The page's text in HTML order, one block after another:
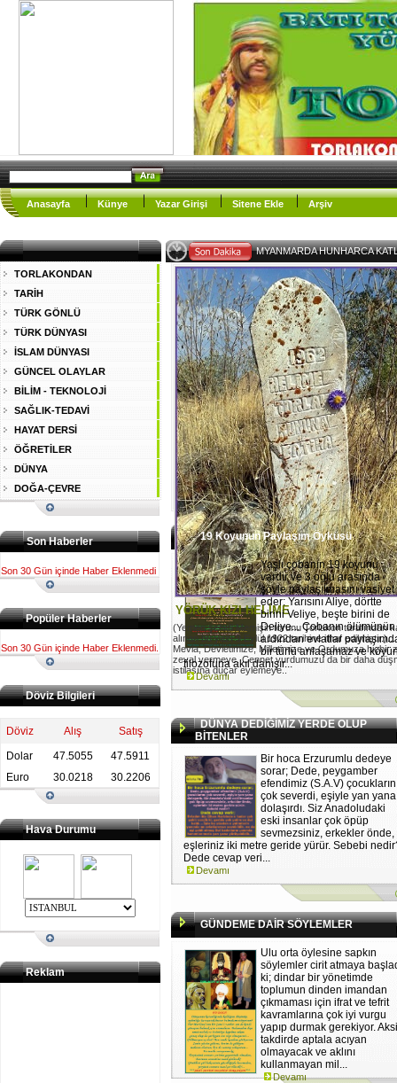
Anasayfa Künye Yazar Girişi Sitene Ekle Arşiv
TORLAKONDAN
TARİH
TÜRK GÖNLÜ
TÜRK DÜNYASI
İSLAM DÜNYASI
GÜNCEL OLAYLAR
BİLİM - TEKNOLOJİ
SAĞLIK-TEDAVİ
HAYAT DERSİ
ÖĞRETİLER
DÜNYA
DOĞA-ÇEVRE
Son Haberler
Son 30 Gün içinde Haber Eklenmedi
Popüler Haberler
Son 30 Gün içinde Haber Eklenmedi.
Döviz Bilgileri
Döviz Alış
Satış
Dolar
47.5055
47.5911
Euro
30.0218 30.2206
Hava Durumu
Reklam
EY M-
YÖRÜK KIZI HELİME
(Yemen şehidi Memişin torunu Torlakon tarafından
alınan bu yazı 9 Eylül 1922 tarihine ithaf edilmiştir.)...
Mevla, Devletimize, Milletimize ve Ordumuza hiçbir
zeval vermeye. Cennet yurdumuzu da bir daha
istilasına düçar eylemeye..
19 Koyunun Paylaşım Öyküsü
Yaşlı çobanın 19 koyunu
vardır ve 3 oğlu arasında
şöyle paylaşılmasını vasiyet
eder: Yarısını Aliye, dörtte
birini Veliye, beşte birini de
Deliye... Çobanın ölümünün
ardından evlatlar
bir türlü anlaşamaz ve
filozofuna akıl danışır...
Devamı
DÜNYA DEDİĞİMİZ YERDE OLUP
BİTENLER
Bir hoca Erzurumlu dedeye
sorar; Dede, peygamber
efendimiz (S.A.V)
çok severdi, eşiyle yan yana
dolaşırdı. Siz Anadoludaki
eski insanlar çok öpüp
sevmezsiniz, erkekler önde,
eşleriniz iki metre geride yürür. Sebebi
Dede cevap veri...
Devamı
GÜNDEME DAİR SÖYLEMLER
Ulu orta öylesine sapkın
söylemler cirit atmaya
ki; dindar bir yönetimde
toplumun dinden imandan
çıkmaması için ifrat ve tefrit
kavramlarına çok iyi vurgu
yapıp durmak gerekiyor.
takdirde aptala acıyan
olmayacak ve aklını
kullanmayan mil...
Devamı